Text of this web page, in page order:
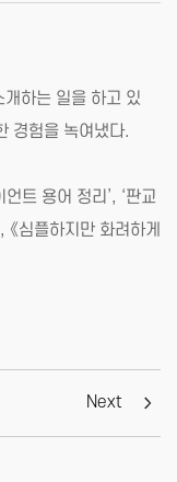
하는 일을 하고 있
경험을 녹여냈다.
트 용어 정리’, ‘판교
심플하지만 화려하게
Next